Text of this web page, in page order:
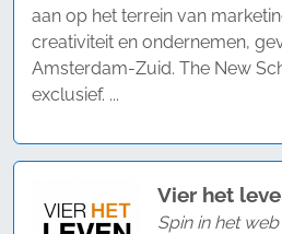
aan op het terrein van
creativiteit en ondernemen,
Amsterdam-Zuid. The New
exclusief. ...
Vier het
Spin in het